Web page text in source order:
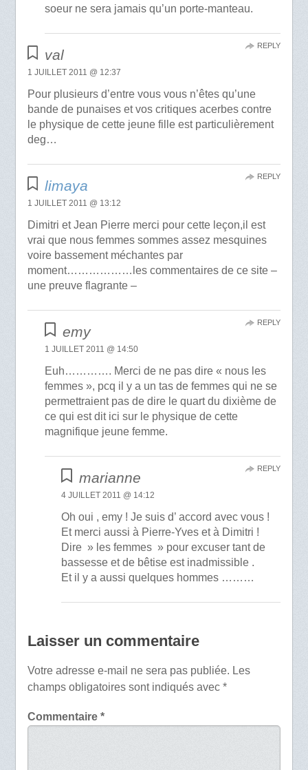
soeur ne sera jamais qu’un porte-manteau.
val
1 JUILLET 2011 @ 12:37
Pour plusieurs d’entre vous vous n’êtes qu’une
bande de punaises et vos critiques acerbes contre
le physique de cette jeune fille est particulièrement
deg…
REPLY
limaya
1 JUILLET 2011 @ 13:12
Dimitri et Jean Pierre merci pour cette leçon,il est
vrai que nous femmes sommes assez mesquines
voire bassement méchantes par
moment………………les commentaires de ce site –
une preuve flagrante –
REPLY
emy
1 JUILLET 2011 @ 14:50
Euh…………. Merci de ne pas dire « nous les
femmes », pcq il y a un tas de femmes qui ne se
permettraient pas de dire le quart du dixième de
ce qui est dit ici sur le physique de cette
magnifique jeune femme.
REPLY
marianne
4 JUILLET 2011 @ 14:12
Oh oui , emy ! Je suis d’ accord avec vous !
Et merci aussi à Pierre-Yves et à Dimitri !
Dire » les femmes » pour excuser tant de
bassesse et de bêtise est inadmissible .
Et il y a aussi quelques hommes ………
REPLY
Laisser un commentaire
Votre adresse e-mail ne sera pas publiée. Les
champs obligatoires sont indiqués avec *
Commentaire *